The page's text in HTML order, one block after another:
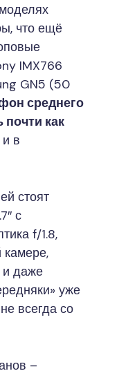
что ещё
IMX766
GN5 (50
среднего
как
в
стоят
с
f/1.8,
камере,
и даже
уже
всегда со
–